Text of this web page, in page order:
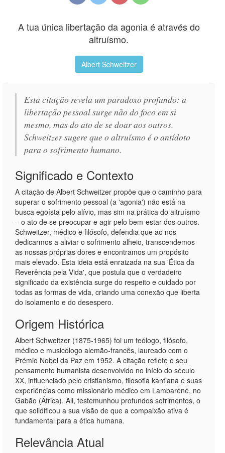
A tua única libertação da agonia é através do
altruísmo.
Albert Schweitzer
Esta citação revela um paradoxo profundo: a
libertação pessoal surge não do foco em si
mesmo, mas do ato de se doar aos outros.
Schweitzer sugere que o altruísmo é o antídoto
para o sofrimento humano.
Significado e Contexto
A citação de Albert Schweitzer propõe que o caminho para
superar o sofrimento pessoal (a 'agonia') não está na
busca egoísta pelo alívio, mas sim na prática do altruísmo
– o ato de se preocupar e agir pelo bem-estar dos outros.
Schweitzer, médico e filósofo, defendia que ao nos
dedicarmos a aliviar o sofrimento alheio, transcendemos
as nossas próprias dores e encontramos um propósito
mais elevado. Esta ideia está enraizada na sua 'Ética da
Reverência pela Vida', que postula que o verdadeiro
significado da existência surge do respeito e cuidado por
todas as formas de vida, criando uma conexão que liberta
do isolamento e do desespero.
Origem Histórica
Albert Schweitzer (1875-1965) foi um teólogo, filósofo,
médico e musicólogo alemão-francês, laureado com o
Prémio Nobel da Paz em 1952. A citação reflete o seu
pensamento humanista desenvolvido no início do século
XX, influenciado pelo cristianismo, filosofia kantiana e suas
experiências como missionário médico em Lambaréné, no
Gabão (África). Ali, testemunhou profundos sofrimentos, o
que solidificou a sua visão de que a compaixão ativa é
fundamental para a ética humana.
Relevância Atual